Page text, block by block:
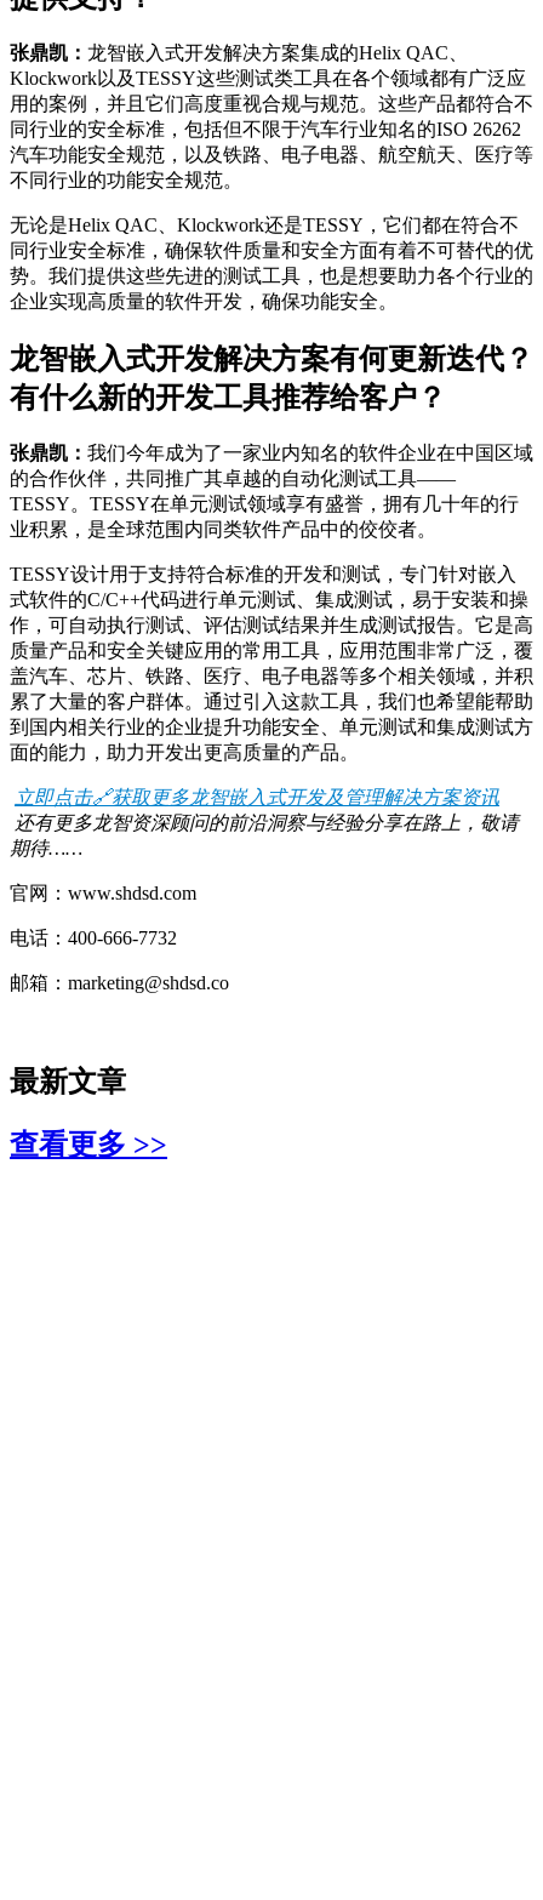
张鼎凯： 龙智嵌入式开发解决方案集成的Helix QAC、
Klockwork以及TESSY这些测试类工具在各个领域都有广泛应
用的案例，并且它们高度重视合规与规范。这些产品都符合不
同行业的安全标准，包括但不限于汽车行业知名的ISO 26262
汽车功能安全规范，以及铁路、电子电器、航空航天、医疗等
不同行业的功能安全规范。
无论是Helix QAC、Klockwork还是TESSY，它们都在符合不
同行业安全标准，确保软件质量和安全方面有着不可替代的优
势。我们提供这些先进的测试工具，也是想要助力各个行业的
企业实现高质量的软件开发，确保功能安全。
龙智嵌入式开发解决方案有何更新迭代？
有什么新的开发工具推荐给客户？
张鼎凯： 我们今年成为了一家业内知名的软件企业在中国区域
的合作伙伴，共同推广其卓越的自动化测试工具——
TESSY。TESSY在单元测试领域享有盛誉，拥有几十年的行
业积累，是全球范围内同类软件产品中的佼佼者。
TESSY设计用于支持符合标准的开发和测试，专门针对嵌入
式软件的C/C++代码进行单元测试、集成测试，易于安装和操
作，可自动执行测试、评估测试结果并生成测试报告。它是高
质量产品和安全关键应用的常用工具，应用范围非常广泛，覆
盖汽车、芯片、铁路、医疗、电子电器等多个相关领域，并积
累了大量的客户群体。通过引入这款工具，我们也希望能帮助
到国内相关行业的企业提升功能安全、单元测试和集成测试方
面的能力，助力开发出更高质量的产品。
立即点击🔗获取更多龙智嵌入式开发及管理解决方案资讯
还有更多龙智资深顾问的前沿洞察与经验分享在路上，敬请
期待……
官网：www.shdsd.com
电话：400-666-7732
邮箱：marketing@shdsd.co
最新文章
查看更多 >>